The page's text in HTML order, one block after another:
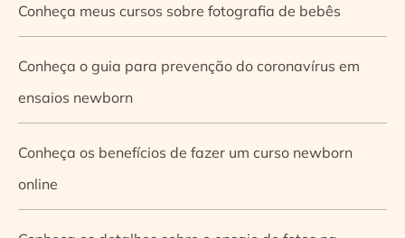
Conheça meus cursos sobre fotografia de bebês
Conheça o guia para prevenção do coronavírus em
ensaios newborn
Conheça os benefícios de fazer um curso newborn
online